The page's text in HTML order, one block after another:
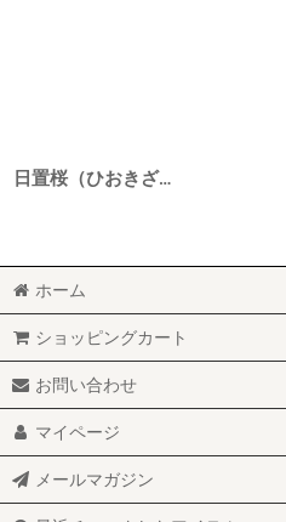
日置桜（ひおきざくら） 福ねこラベル純米酒 野良 4BY 1800ml
ホーム
ショッピングカート
お問い合わせ
マイページ
メールマガジン